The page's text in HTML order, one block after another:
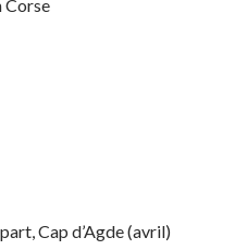
Corse
Cap d’Agde (avril)